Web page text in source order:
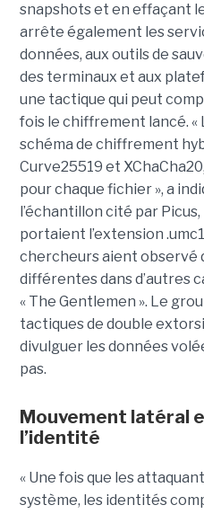
snapshots et en effaçant
arrête également les
données, aux outils de
des terminaux et aux
une tactique qui peut
fois le chiffrement lancé.
schéma de chiffrement
Curve25519 et
pour chaque fichier », a
l’échantillon cité par
portaient l’extension
chercheurs aient observé
différentes dans d’autres
« The Gentlemen ». Le
tactiques de double
divulguer les données
pas.
Mouvement latéral
l’identité
« Une fois que les
système, les identités